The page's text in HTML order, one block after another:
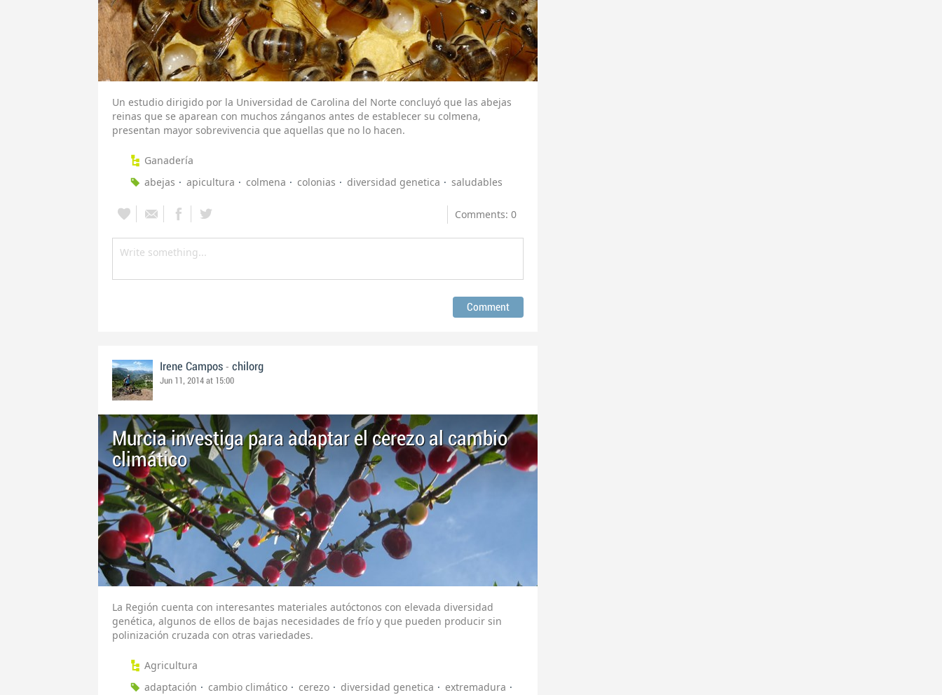
Un estudio dirigido por la Universidad de Carolina del Norte concluyó que las abejas
reinas que se aparean con muchos zánganos antes de establecer su colmena,
presentan mayor sobrevivencia que aquellas que no lo hacen.
Ganadería
abejas
apicultura colmena colonias diversidad genetica saludables
Comments: 0
Irene Campos - chilorg
Jun 11, 2014 at 15:00
Murcia investiga para adaptar el cerezo al cambio
climático
La Región cuenta con interesantes materiales autóctonos con elevada diversidad
genética, algunos de ellos de bajas necesidades de frío y que pueden producir sin
polinización cruzada con otras variedades.
Agricultura
adaptación
cambio climático cerezo diversidad genetica extremadura